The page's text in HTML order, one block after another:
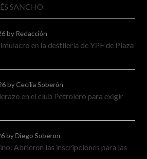
SANCHO
by Redacción
en la destilería de YPF de Plaza
by Cecilia Soberón
en el club Petrolero para exigir
by Diego Soberon
Abrieron las inscripciones para las